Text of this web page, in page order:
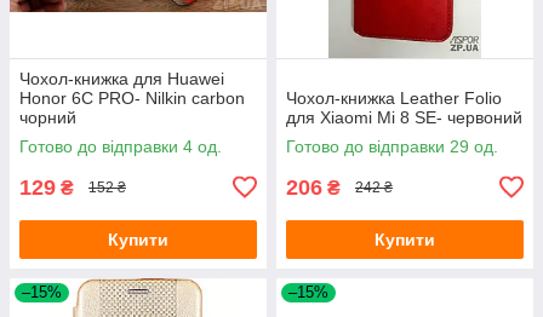
Чохол-книжка для Huawei
Honor 6C PRO- Nilkin carbon
чорний
Готово до відправки 4 од.
129 ₴ 152 ₴
Купити
Чохол-книжка Leather Folio
для Xiaomi Mi 8 SE- червоний
Готово до відправки 29 од.
206 ₴ 242 ₴
Купити
–15% –15%